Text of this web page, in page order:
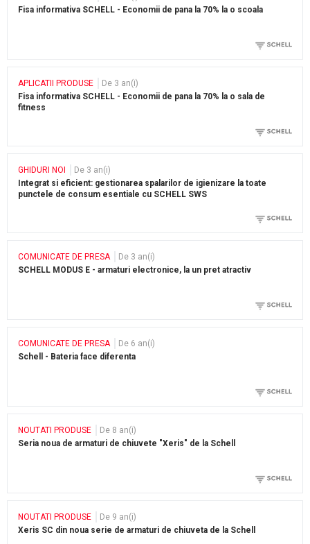
Fisa informativa SCHELL - Economii de pana la 70% la o scoala
APLICATII PRODUSE
De 3 an(i)
Fisa informativa SCHELL - Economii de pana la 70% la o sala de
fitness
GHIDURI NOI
De 3 an(i)
Integrat si eficient: gestionarea spalarilor de igienizare la toate
punctele de consum esentiale cu SCHELL SWS
COMUNICATE DE PRESA
De 3 an(i)
SCHELL MODUS E - armaturi electronice, la un pret atractiv
COMUNICATE DE PRESA
De 6 an(i)
Schell - Bateria face diferenta
NOUTATI PRODUSE
De 8 an(i)
Seria noua de armaturi de chiuvete "Xeris" de la Schell
NOUTATI PRODUSE
De 9 an(i)
Xeris SC din noua serie de armaturi de chiuveta de la Schell